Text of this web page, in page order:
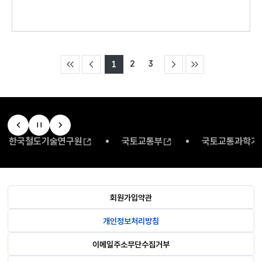
1 2 3
국토교통부 국토교통과학기술진흥원 물류산업진
회원가입약관
개인정보처리방침
이메일주소무단수집거부